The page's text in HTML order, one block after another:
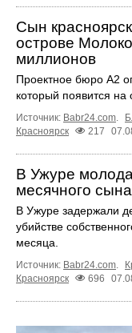
Сын
острове
миллионов
Проектное бюро А2
который появится на
Источник: Babr24.com.
Красноярск
217
В Ужуре
месячного
В Ужуре задержали
убийстве
месяца.
Источник: Babr24.com.
Красноярск
696